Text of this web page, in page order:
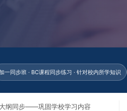
一同步班 · BC课程同步练习 · 针对校内所学知识
纲同步——巩固学校学习内容